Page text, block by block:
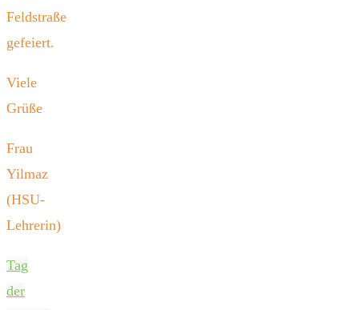
Feldstraße
gefeiert.
Viele
Grüße
Frau
Yilmaz
(HSU-
Lehrerin)
Tag
der